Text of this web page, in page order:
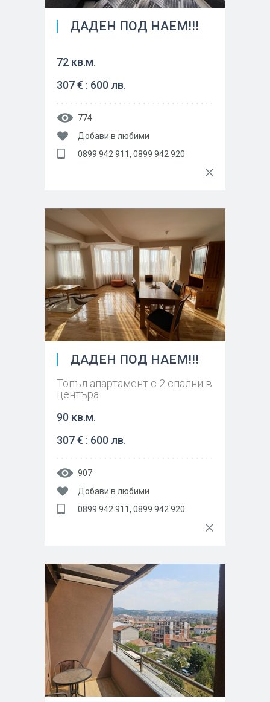
ДАДЕН ПОД НАЕМ!!!
72 кв.м.
307 € : 600 лв.
774
Добави в любими
0899 942 911, 0899 942 920
ДАДЕН ПОД НАЕМ!!!
Топъл апартамент с 2 спални в
центъра
90 кв.м.
307 € : 600 лв.
907
Добави в любими
0899 942 911, 0899 942 920